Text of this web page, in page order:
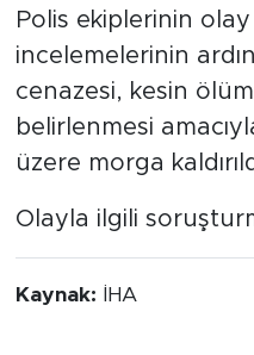
Polis ekiplerinin
incelemelerinin
cenazesi, kesin
belirlenmesi
üzere morga
Olayla ilgili
Kaynak: İHA